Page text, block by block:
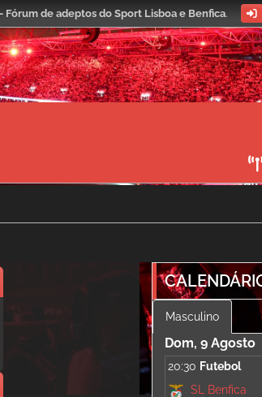
Fórum de adeptos do Sport Lisboa e Benfica.
Masculino
Dom, 9 Agosto
20:30 Futebol
SL Benfica